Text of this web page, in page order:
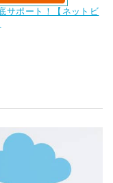
サポート！【ネットビ